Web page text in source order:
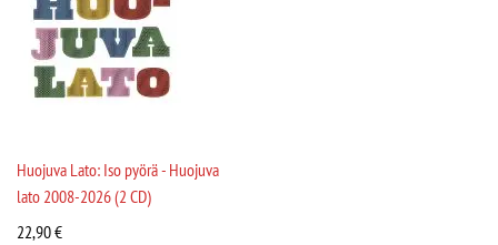
Huojuva Lato: Iso pyörä - Huojuva
lato 2008-2026 (2 CD)
22,90€